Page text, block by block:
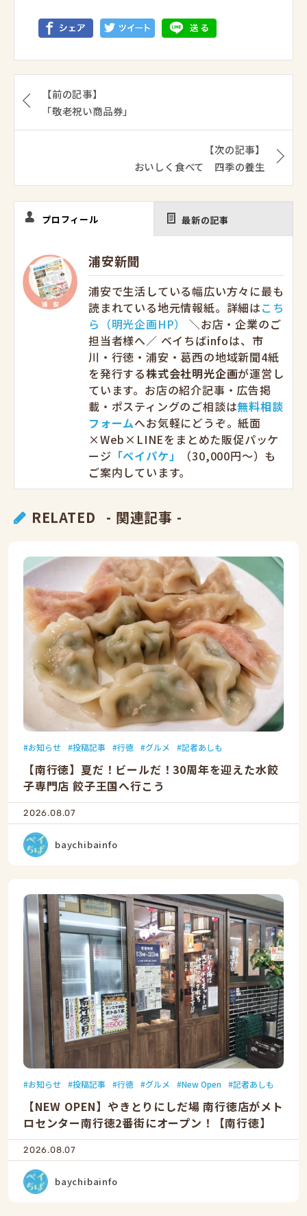
【前の記事】
「敬老祝い商品券」
【次の記事】
おいしく食べて 四季の養生
プロフィール 最新の記事
浦安新聞
浦安で生活している幅広い方々に最も
読まれている地元情報紙。詳細はこち
ら（明光企画HP）
＼お店・企業のご
担当者様へ／ ベイちばinfoは、市
川・行徳・浦安・葛西の地域新聞4紙
を発行する株式会社明光企画が運営し
ています。お店の紹介記事・広告掲
載・ポスティングのご相談は無料相談
フォームへお気軽にどうぞ。紙面
×Web×LINEをまとめた販促パッケ
ージ 「ベイパケ」
（30,000円〜）も
ご案内しています。
RELATED - 関連記事 -
お知らせ 投稿記事 行徳 グルメ 記者あしも
【南行徳】夏だ！ビールだ！30周年を迎えた水餃
子専門店 餃子王国へ行こう
2026.08.07
baychibainfo
お知らせ 投稿記事 行徳 グルメ New Open 記者あしも
【NEW OPEN】やきとりにしだ場 南行徳店がメト
ロセンター南行徳2番街にオープン！【南行徳】
2026.08.07
baychibainfo